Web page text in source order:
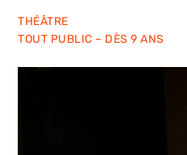
THÉÂTRE
TOUT PUBLIC – DÈS 9 ANS